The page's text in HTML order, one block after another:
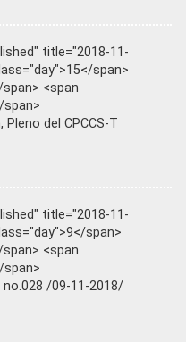
title="2018-11-
span>
<span
span>
del CPCCS-T
title="2018-11-
span>
<span
span>
/09-11-2018/